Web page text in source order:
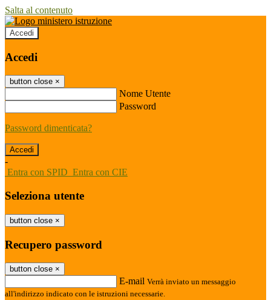
Salta al contenuto
Accedi
Accedi
button close ×
Nome Utente
Password
Password dimenticata?
-
Entra con SPID Entra con CIE
Seleziona utente
button close ×
Recupero password
button close ×
E-mail Verrà inviato un messaggio
all'indirizzo indicato con le istruzioni necessarie.